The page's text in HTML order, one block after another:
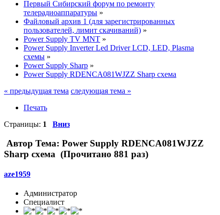
Первый Сибирский форум по ремонту
телерадиоаппаратуры »
Файловый архив 1 (для зарегистрированных
пользователей, лимит скачиваний) »
Power Supply TV MNT »
Power Supply Inverter Led Driver LCD, LED, Plasma
схемы »
Power Supply Sharp »
Power Supply RDENCA081WJZZ Sharp схема
« предыдущая тема следующая тема »
Печать
Страницы: 1 Вниз
Автор Тема: Power Supply RDENCA081WJZZ
Sharp схема (Прочитано 881 раз)
aze1959
Администратор
Специалист